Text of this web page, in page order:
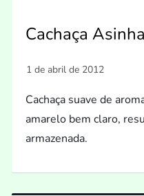
Cachaça Asinha
Cachaça suave de
amarelo bem claro,
armazenada.